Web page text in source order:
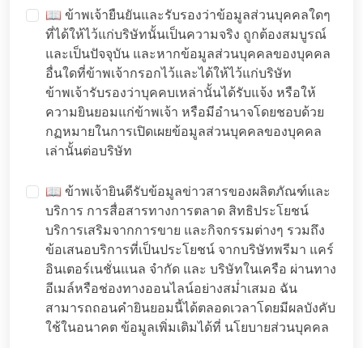
📖 ข้าพเจ้ายืนยันและรับรองว่าข้อมูลส่วนบุคคลใดๆ
ที่ได้ให้ไว้แก่บริษัทนั้นเป็นความจริง ถูกต้องสมบูรณ์
และเป็นปัจจุบัน และหากข้อมูลส่วนบุคคลของบุคคล
อื่นใดที่ข้าพเจ้ากรอกไว้และได้ให้ไว้แก่บริษัท
ข้าพเจ้ารับรองว่าบุคคบเหล่านั้นได้รับแจ้ง หรือให้
ความยินยอมแก่ข้าพเจ้า หรือมีอำนาจโดยชอบด้วย
กฏหมายในการเปิดเผยข้อมูลส่วนบุคคลของบุคคล
เล่านั้นต่อบริษัท
📖 ข้าพเจ้ายินดีรับข้อมูลข่าวสารของผลิตภัณฑ์และ
บริการ การสื่อสารทางการตลาด สิทธิประโยชน์
บริการเสริมจากการขาย และกิจกรรมต่างๆ รวมถึง
ข้อเสนอบริการที่เป็นประโยชน์ จากบริษัทพรีมา แคร์
อินเตอร์เนชั่นแนล จำกัด และ บริษัทในเครือ ผ่านทาง
อีเมล์หรือช่องทางออนไลน์อย่างสม่ำเสมอ ฉัน
สามารถถอนคำยินยอมนี้ได้ตลอดเวลาโดยมีผลบังคับ
ใช้ในอนาคต ข้อมูลเพิ่มเติมได้ที่ นโยบายส่วนบุคคล